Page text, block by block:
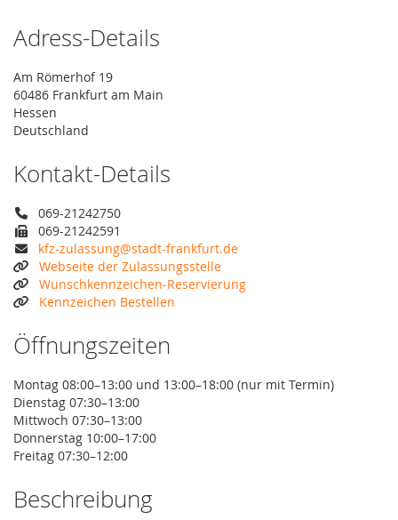
Adress-Details
Am Römerhof 19
60486 Frankfurt am Main
Hessen
Deutschland
Kontakt-Details
069-21242750
069-21242591
kfz-zulassung@stadt-frankfurt.de
Webseite der Zulassungsstelle
Wunschkennzeichen-Reservierung
Kennzeichen Bestellen
Öffnungszeiten
Montag 08:00–13:00 und 13:00–18:00 (nur mit Termin)
Dienstag 07:30–13:00
Mittwoch 07:30–13:00
Donnerstag 10:00–17:00
Freitag 07:30–12:00
Beschreibung